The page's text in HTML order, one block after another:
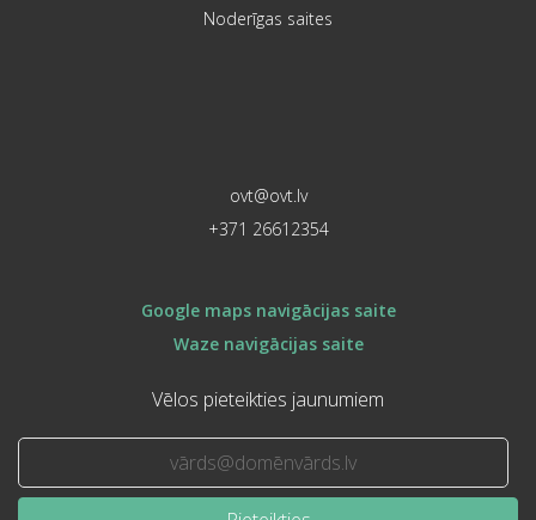
Noderīgas saites
ovt@ovt.lv
+371 26612354
Google maps navigācijas saite
Waze navigācijas saite
Vēlos pieteikties jaunumiem